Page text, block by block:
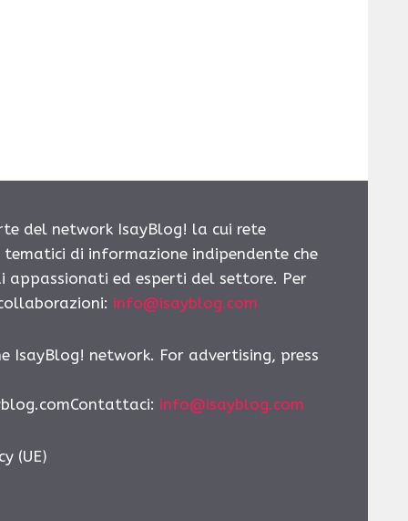
del network IsayBlog! la cui rete
di informazione indipendente che
ed esperti del settore. Per
info@isayblog.com
IsayBlog! network. For advertising, press
: info@isayblog.com
(UE)